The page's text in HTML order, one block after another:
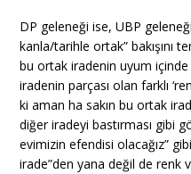
DP geleneği ise, UBP
kanla/tarihle ortak” bakışını
bu ortak iradenin uyum içinde
iradenin parçası olan farklı
ki aman ha sakın bu ortak
diğer iradeyi bastırması gibi
evimizin efendisi olacağız” gibi
irade”den yana değil de renk